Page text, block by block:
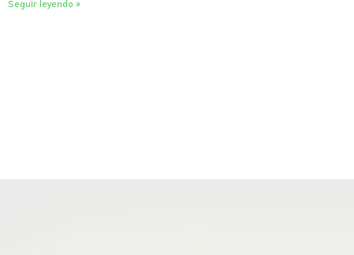
Seguir leyendo »